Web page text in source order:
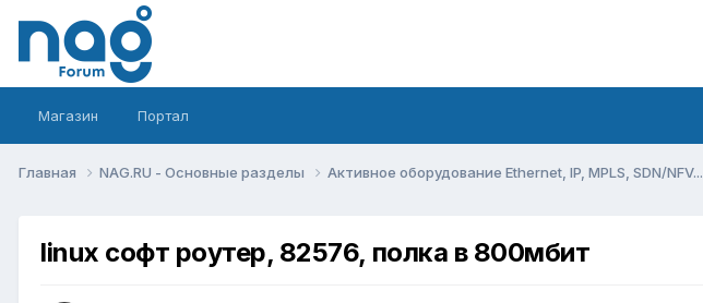
Магазин Портал
Главная NAG.RU - Основные разделы Активное оборудование Ethernet, IP, MPLS, SDN/NFV...
linux софт роутер, 82576, полка в 800мбит